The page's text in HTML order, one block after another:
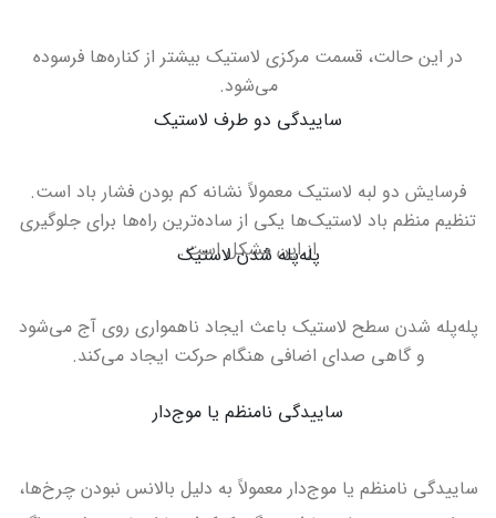
در این حالت، قسمت مرکزی لاستیک بیشتر از کناره‌ها فرسوده
می‌شود.
ساییدگی دو طرف لاستیک
فرسایش دو لبه لاستیک معمولاً نشانه کم بودن فشار باد است.
تنظیم منظم باد لاستیک‌ها یکی از ساده‌ترین راه‌ها برای جلوگیری
از این مشکل است.
پله‌پله شدن لاستیک
پله‌پله شدن سطح لاستیک باعث ایجاد ناهمواری روی آج می‌شود
و گاهی صدای اضافی هنگام حرکت ایجاد می‌کند.
ساییدگی نامنظم یا موج‌دار
ساییدگی نامنظم یا موج‌دار معمولاً به دلیل بالانس نبودن چرخ‌ها،